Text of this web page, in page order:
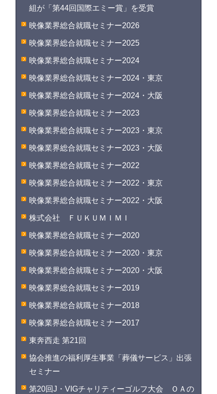
組が「第44回国際エミー賞」を受賞
映像業界総合就職セミナー2026
映像業界総合就職セミナー2025
映像業界総合就職セミナー2024
映像業界総合就職セミナー2024・東京
映像業界総合就職セミナー2024・大阪
映像業界総合就職セミナー2023
映像業界総合就職セミナー2023・東京
映像業界総合就職セミナー2023・大阪
映像業界総合就職セミナー2022
映像業界総合就職セミナー2022・東京
映像業界総合就職セミナー2022・大阪
株式会社 ＦＵＫＵＭＩＭＩ
映像業界総合就職セミナー2020
映像業界総合就職セミナー2020・東京
映像業界総合就職セミナー2020・大阪
映像業界総合就職セミナー2019
映像業界総合就職セミナー2018
映像業界総合就職セミナー2017
東奔西走 第21回
協会推進の福利厚生事業「葬儀サービス」出張
セミナー
第20回J・VIGチャリティーゴルフ大会 ＯＡの